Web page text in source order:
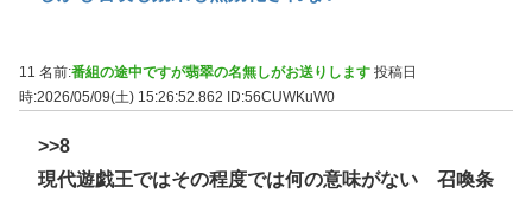
11 名前:番組の途中ですが翡翠の名無しがお送りします 投稿日
時:2026/05/09(土) 15:26:52.862 ID:56CUWKuW0
>>8
現代遊戯王ではその程度では何の意味がない 召喚条